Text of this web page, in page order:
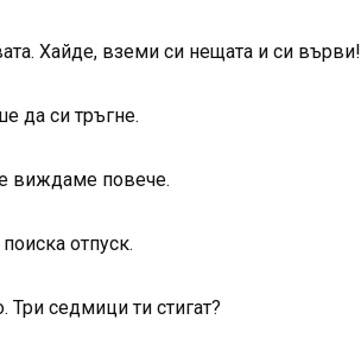
Хайде, вземи си нещата и си върви!
да си тръгне.
виждаме повече.
отпуск.
Три седмици ти стигат?